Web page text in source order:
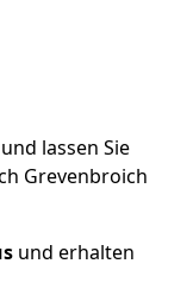
lassen Sie
Grevenbroich
und erhalten